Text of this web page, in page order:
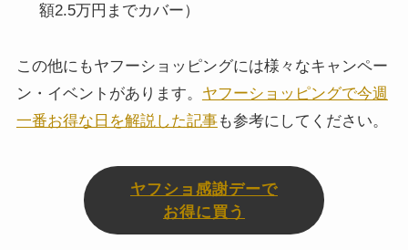
額2.5万円までカバー）
この他にもヤフーショッピングには様々なキャンペー
ン・イベントがあります。 ヤフーショッピングで今週
一番お得な日を解説した記事も参考にしてください。
ヤフショ感謝デーで
お得に買う